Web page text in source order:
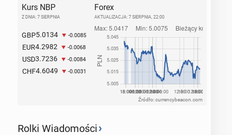
Kurs NBP
Z DNIA: 7 SIERPNIA
GBP5.0134 -0.0085
EUR4.2982 -0.0068
USD3.7236 -0.0084
CHF4.6049 -0.0031
Forex
AKTUALIZACJA: 7 SIERPNIA, 22:00
Źródło: currencybeacon.com
Rolki Wiadomości›